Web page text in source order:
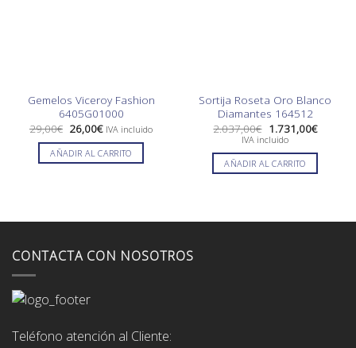
Gemelos Viceroy Fashion
6405G01000
29,00€ El
precio
original
era:
29,00€.
26,00€El
precio
actual
es:
26,00€.
IVA incluido
AÑADIR AL CARRITO
Sortija Roseta Oro Blanco
Diamantes 164512
2.037,00€ El
precio
original
era:
2.037,00€.
1.731,00€El
precio
es:
IVA incluido
AÑADIR AL CARRITO
CONTACTA CON NOSOTROS
Teléfono atención al Cliente: